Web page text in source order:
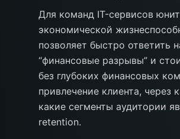
Для команд IT-сервисов
экономической
позволяет быстро ответить
“финансовые разрывы” и
без глубоких финансовых
привлечение клиента,
какие сегменты аудитории
retention.